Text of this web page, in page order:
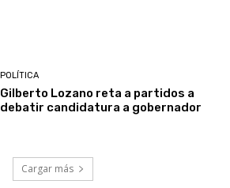
POLÍTICA
Gilberto Lozano reta a partidos a
debatir candidatura a gobernador
Cargar más